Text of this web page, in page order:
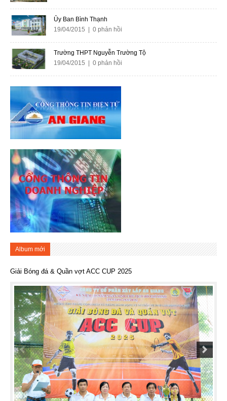
Ủy Ban Bình Thạnh
19/04/2015 | 0 phản hồi
Trường THPT Nguyễn Trường Tộ
19/04/2015 | 0 phản hồi
Album mới
Giải Bóng đá & Quần vợt ACC CUP 2025